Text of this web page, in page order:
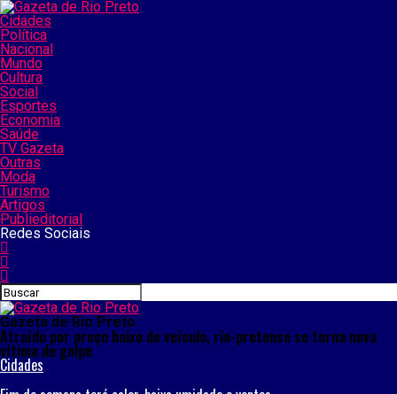
Cidades
Política
Nacional
Mundo
Cultura
Social
Esportes
Economia
Saúde
TV Gazeta
Outras
Moda
Turismo
Artigos
Publieditorial
Redes Sociais
Gazeta de Rio Preto
Atraído por preço baixo de veículo, rio-pretense se torna nova
vítima de golpe
Cidades